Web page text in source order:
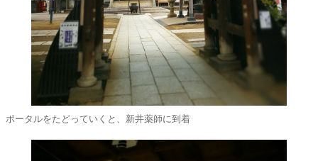
ポータルをたどっていくと、新井薬師に到着